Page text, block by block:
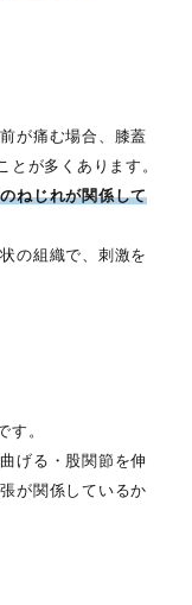
が痛む場合、膝蓋
とが多くあります。
ねじれが関係して
の組織で、刺激を
す。
げる・股関節を伸
が関係しているか